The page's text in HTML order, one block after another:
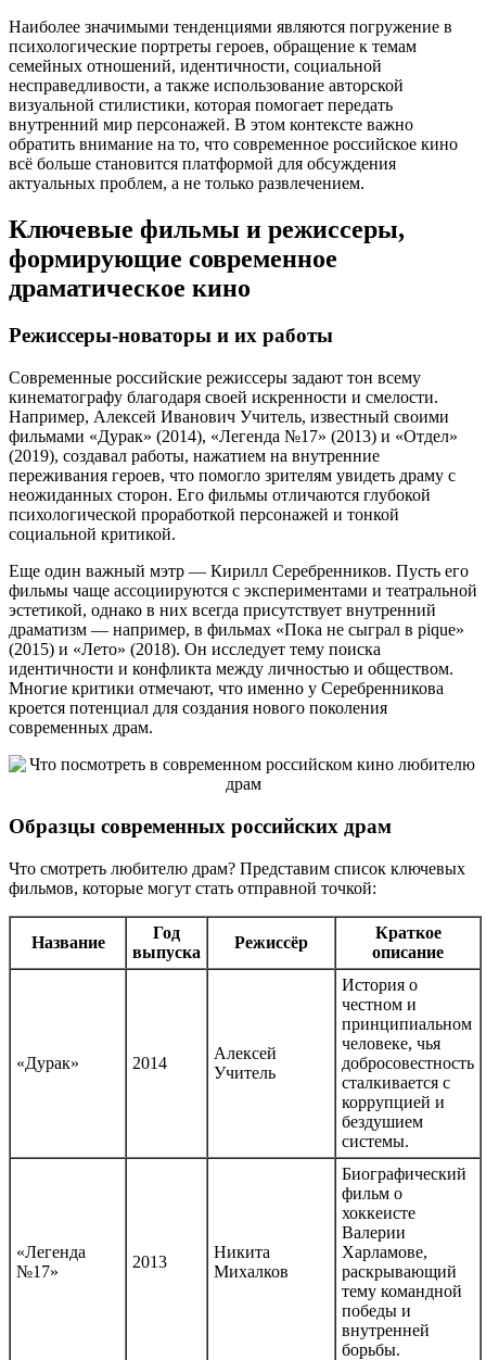
Наиболее значимыми тенденциями являются погружение в
психологические портреты героев, обращение к темам
семейных отношений, идентичности, социальной
несправедливости, а также использование авторской
визуальной стилистики, которая помогает передать
внутренний мир персонажей. В этом контексте важно
обратить внимание на то, что современное российское кино
всё больше становится платформой для обсуждения
актуальных проблем, а не только развлечением.
Ключевые фильмы и режиссеры,
формирующие современное
драматическое кино
Режиссеры-новаторы и их работы
Современные российские режиссеры задают тон всему
кинематографу благодаря своей искренности и смелости.
Например, Алексей Иванович Учитель, известный своими
фильмами «Дурак» (2014), «Легенда №17» (2013) и «Отдел»
(2019), создавал работы, нажатием на внутренние
переживания героев, что помогло зрителям увидеть драму с
неожиданных сторон. Его фильмы отличаются глубокой
психологической проработкой персонажей и тонкой
социальной критикой.
Еще один важный мэтр — Кирилл Серебренников. Пусть его
фильмы чаще ассоциируются с экспериментами и театральной
эстетикой, однако в них всегда присутствует внутренний
драматизм — например, в фильмах «Пока не сыграл в pique»
(2015) и «Лето» (2018). Он исследует тему поиска
идентичности и конфликта между личностью и обществом.
Многие критики отмечают, что именно у Серебренникова
кроется потенциал для создания нового поколения
современных драм.
Образцы современных российских драм
Что смотреть любителю драм? Представим список ключевых
фильмов, которые могут стать отправной точкой:
Название
Год
выпуска
Режиссёр
Краткое
описание
«Дурак» 2014
Алексей
Учитель
История о
честном и
принципиальном
человеке, чья
добросовестность
сталкивается с
коррупцией и
бездушием
системы.
«Легенда
№17»
2013
Никита
Михалков
Биографический
фильм о
хоккеисте
Валерии
Харламове,
раскрывающий
тему командной
победы и
внутренней
борьбы.